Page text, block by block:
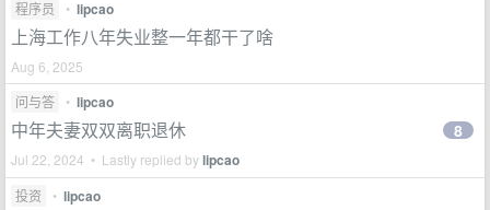
程序员 • lipcao
上海工作八年失业整一年都干了啥
Aug 6, 2025
问与答
• lipcao
中年夫妻双双离职退休
Jul 22, 2024 • Lastly replied bylipcao
8
投资 • lipcao